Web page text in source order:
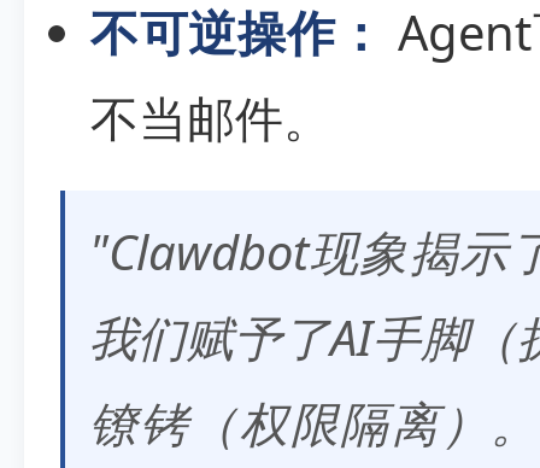
不可逆操作：
不当邮件。
"Clawdbot现象揭示
我们赋予了AI手脚
镣铐（权限隔离）